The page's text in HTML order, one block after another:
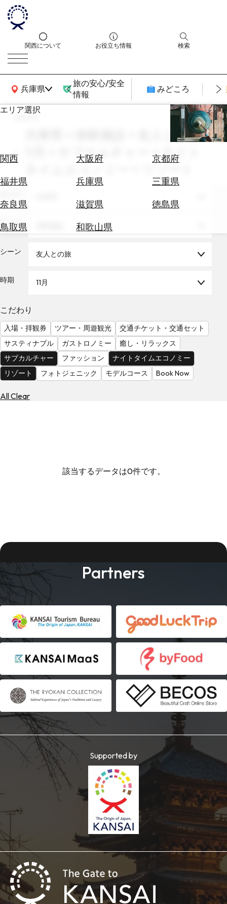
関西について お役立ち情報 検索
兵庫県
関西広域MAP
旅の安心/安全
情報
みどころ
エリア選択
関西 大阪府
京都府
福井県
兵庫県
三重県
奈良県
滋賀県
徳島県
鳥取県
和歌山県
エ
券
テ
を
を
見
る
search
兵庫県 × 体験施設 × 友人との旅 ×
11月 × サブカルチャー × ナイト
テーマ
シーン 友人との旅
時期 11月
こだわり
入場・拝観券 ツアー・周遊観光
交通チケット・交通セット
サスティナブル
ガストロノミー
癒し・リラックス
サブカルチャー
ファッション
ナイトタイムエコノミー
リゾート
フォトジェニック モデルコース Book Now
All Clear
該当するデータは0件です。
Partners
Supported by